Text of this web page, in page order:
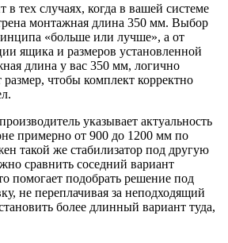
в тех случаях, когда в вашей системе
монтажная длина 350 мм. Выбор
«больше или лучше», а от
ящика и размеров установленной
длина у вас 350 мм, логично
чтобы комплект корректно
указывает актуальность
примерно от 900 до 1200 мм по
такой же стабилизатор под другую
сравнить соседний вариант
помогает подобрать решение под
не переплачивая за неподходящий
более длинный вариант туда,